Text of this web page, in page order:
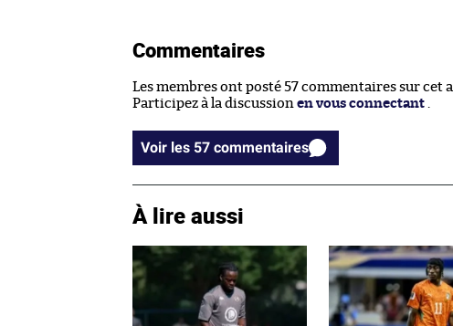
Commentaires
Les membres ont posté 57 commentaires sur cet
Participez à la discussion en vous connectant
Voir les 57 commentaires
À lire aussi